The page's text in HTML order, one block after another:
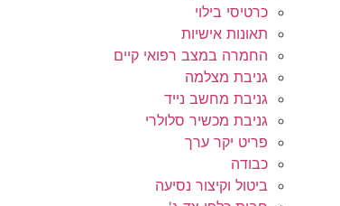
כרטיסי בילוי
תאונות אישיות
החמרה במצב רפואי קיים
גניבת מצלמה
גניבת מחשב נייד
גניבת מכשיר סלולרי
פריט יקר ערך
כבודה
ביטול וקיצור נסיעה